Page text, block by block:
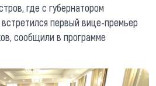
где с губернатором
первый вице-премьер
сообщили в программе